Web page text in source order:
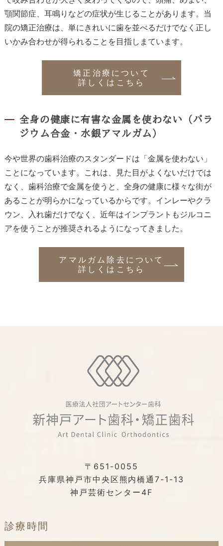
顎関節症、耳鳴りなどの症状が生じることがあります。当
院の矯正治療は、単にきれいに歯を並べるだけでなく正し
いかみ合わせが得られることを目指しまています。
矯正治療について
詳しくはこちら
全身の健康に有害な金属を使わない（パラ
ジウム合金・水銀アマルガム）
今や世界の歯科治療のスタンダードは「金属を使わない」
ことになっています。これは、見た目がよくないだけでは
なく、歯科治療で金属を使うと、全身の健康に様々な街が
あることが明らかになっているからです。インレーやクラ
ウン、入れ歯だけでなく、近年はインプラントもジルコニ
アを使うことが推奨されるようになってきました。
アマルガム除去について
詳しくはこちら
〒651-0055
兵庫県神戸市中央区熊内橋通7-1-13
神戸芸術センター4F
診療時間